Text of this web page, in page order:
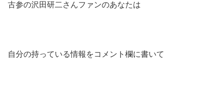
古参の沢田研二さんファンのあなたは
自分の持っている情報をコメント欄に書いて